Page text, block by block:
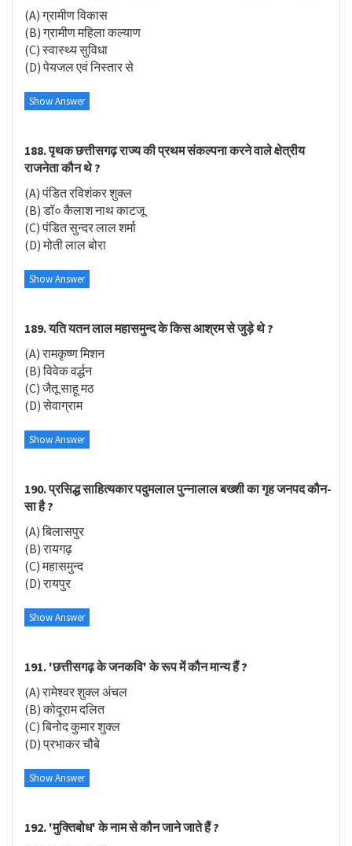
(A) ग्रामीण विकास
(B) ग्रामीण महिला कल्याण
(C) स्वास्थ्य सुविधा
(D) पेयजल एवं निस्तार से
Show Answer
188. पृथक छत्तीसगढ़ राज्य की प्रथम संकल्पना करने वाले क्षेत्रीय
राजनेता कौन थे ?
(A) पंडित रविशंकर शुक्ल
(B) डॉ० कैलाश नाथ काटजू
(C) पंडित सुन्दर लाल शर्मा
(D) मोती लाल बोरा
Show Answer
189. यति यतन लाल महासमुन्द के किस आश्रम से जुड़े थे ?
(A) रामकृष्ण मिशन
(B) विवेक वर्द्धन
(C) जैतू साहू मठ
(D) सेवाग्राम
Show Answer
190. प्रसिद्ध साहित्यकार पदुमलाल पुन्नालाल बख्शी का गृह जनपद कौन-
सा है ?
(A) बिलासपुर
(B) रायगढ़
(C) महासमुन्द
(D) रायपुर
Show Answer
191. 'छत्तीसगढ़ के जनकवि' के रूप में कौन मान्य हैं ?
(A) रामेश्वर शुक्ल अंचल
(B) कोदूराम दलित
(C) बिनोद कुमार शुक्ल
(D) प्रभाकर चौबे
Show Answer
192. 'मुक्तिबोध' के नाम से कौन जाने जाते हैं ?